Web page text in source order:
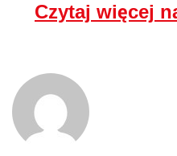
Czytaj więcej